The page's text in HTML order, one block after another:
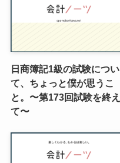
日商簿記1級の試験につい
て、ちょっと僕が思うこ
と。〜第173回試験を終え
て〜